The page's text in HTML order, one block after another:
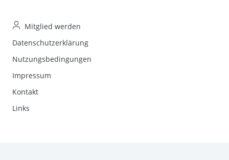
Mitglied werden
Datenschutzerklärung
Nutzungsbedingungen
Impressum
Kontakt
Links